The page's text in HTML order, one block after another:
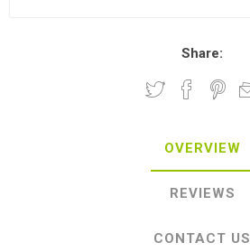
Share:
OVERVIEW
REVIEWS
CONTACT US